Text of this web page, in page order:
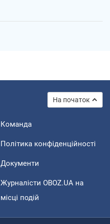
На початок
Команда
Політика конфіденційності
Документи
Журналісти OBOZ.UA на
місці подій